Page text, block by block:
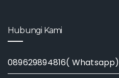
Hubungi Kami
089629894816( Whatsapp)